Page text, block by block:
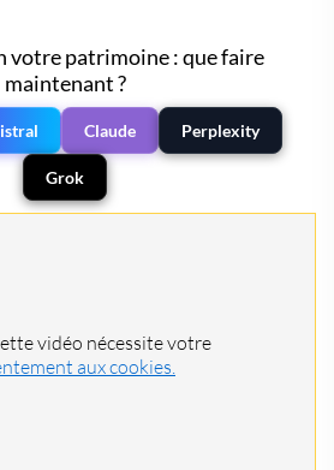
votre patrimoine : que faire
maintenant ?
Claude Perplexity
Grok
vidéo nécessite votre
aux cookies.